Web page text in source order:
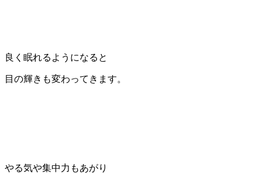
良く眠れるようになると
目の輝きも変わってきます。
やる気や集中力もあがり